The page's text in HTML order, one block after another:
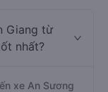
Giang từ
nhất?
xe An Sương